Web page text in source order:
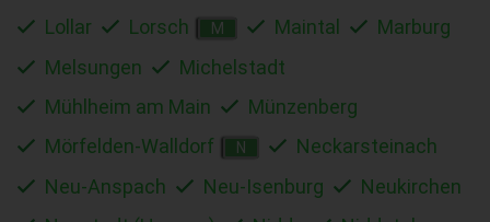
Lollar
Lorsch M Maintal
Marburg
Melsungen
Michelstadt
Mühlheim am Main
Münzenberg
Mörfelden-Walldorf
N
Neckarsteinach
Neu-Anspach
Neu-Isenburg
Neukirchen